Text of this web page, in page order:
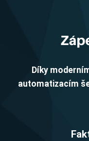
Díky
automatizacím